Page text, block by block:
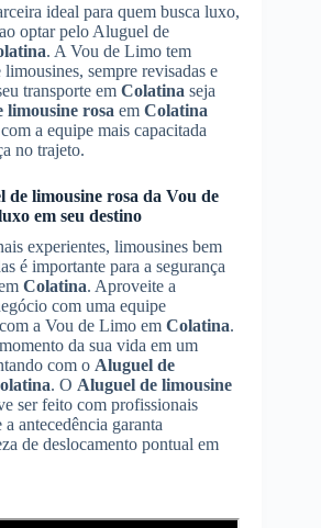
ideal para quem busca luxo,
optar pelo Aluguel de
. A Vou de Limo tem
sempre revisadas e
transporte em Colatina seja
limousine rosa em Colatina
a equipe mais capacitada
no trajeto.
de limousine rosa da Vou de
em seu destino
experientes, limousines bem
é importante para a segurança
Colatina. Aproveite a
com uma equipe
a Vou de Limo em Colatina.
da sua vida em um
com o Aluguel de
. O Aluguel de limousine
ser feito com profissionais
antecedência garanta
de deslocamento pontual em